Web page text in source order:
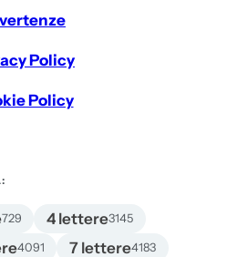
Policy
Policy
729 4 lettere3145
4091 7 lettere4183